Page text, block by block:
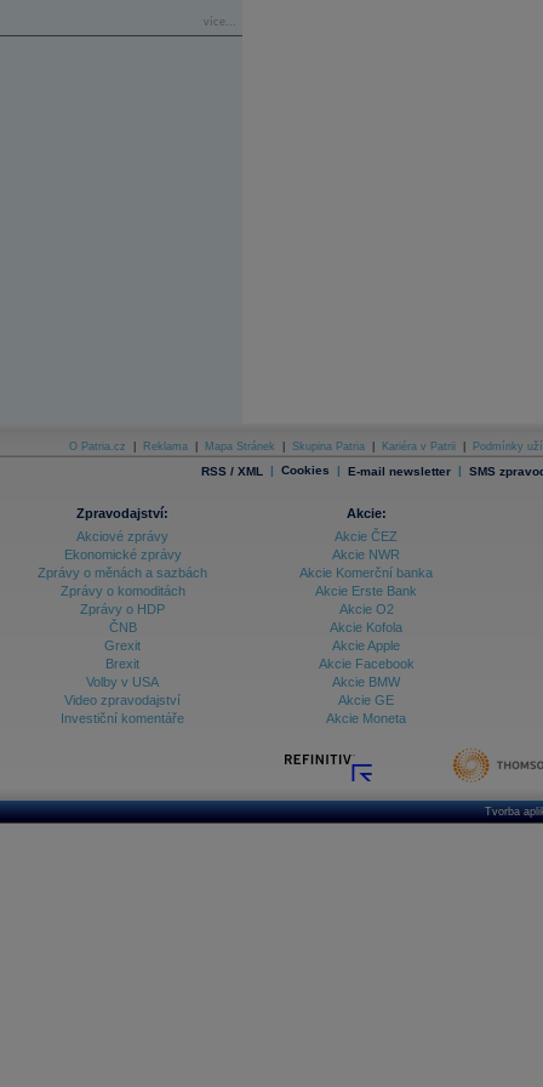
více...
O Patria.cz Reklama Mapa Stránek Skupina Patria Kariéra v Patrii Podmínky
RSS / XML | Cookies | E-mail newsletter | SMS
Zpravodajství:
Akciové zprávy
Ekonomické zprávy
Zprávy o měnách a sazbách
Zprávy o komoditách
Zprávy o HDP
ČNB
Grexit
Brexit
Volby v USA
Video zpravodajství
Investiční komentáře
Akcie:
Akcie ČEZ
Akcie NWR
Akcie Komerční banka
Akcie Erste Bank
Akcie O2
Akcie Kofola
Akcie Apple
Akcie Facebook
Akcie BMW
Akcie GE
Akcie Moneta
Tvorba